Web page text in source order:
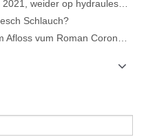
op hydraulesch Armaturen
Schlauch?
vum Roman Coronavirus